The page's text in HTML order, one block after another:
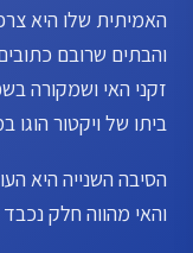
האמיתית שלו היא
זקני האי ושמקורה
ביתו של ויקטור הוגו במשך
והאי מהווה חלק נכבד